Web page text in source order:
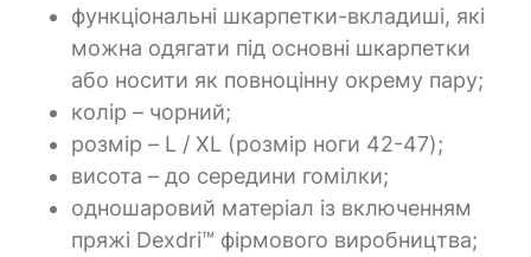
функціональні шкарпетки-вкладиші, які
можна одягати під основні шкарпетки
або носити як повноцінну окрему пару;
колір – чорний;
розмір – L / XL (розмір ноги 42-47);
висота – до середини гомілки;
одношаровий матеріал із включенням
пряжі Dexdri™ фірмового виробництва;